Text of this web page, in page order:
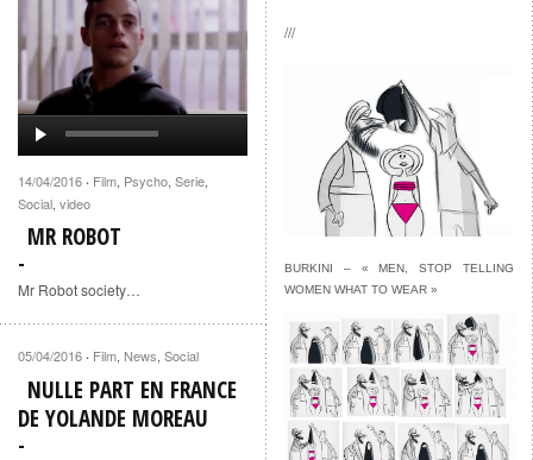
///
BURKINI – « MEN, STOP TELLING
WOMEN WHAT TO WEAR »
14/04/2016 · Film, Psycho, Serie,
Social, video
MR ROBOT
Mr Robot society…
05/04/2016 · Film, News, Social
NULLE PART EN FRANCE
DE YOLANDE MOREAU